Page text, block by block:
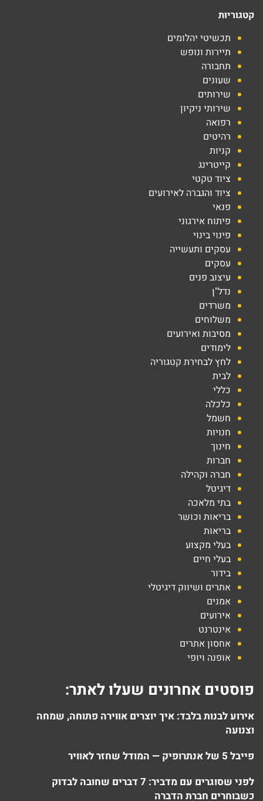
קטגוריות
תכשיטי יהלומים
תיירות ונופש
תחבורה
שעונים
שירותים
שירותי ניקיון
רפואה
רהיטים
קניות
קייטרינג
ציוד טקטי
ציוד והגברה לאירועים
פנאי
פיתוח אירגוני
פינוי בינוי
עסקים ותעשייה
עסקים
עיצוב פנים
נדל"ן
משרדים
משלוחים
מסיבות ואירועים
לימודים
לחץ לבחירת קטגוריה
לבית
כללי
כלכלה
חשמל
חנויות
חינוך
חברות
חברה וקהילה
דיגיטל
בתי מלאכה
בריאות וכושר
בריאות
בעלי מקצוע
בעלי חיים
בידור
אתרים ושיווק דיגיטלי
אמנים
אירועים
אינטרנט
אחסון אתרים
אופנה ויופי
פוסטים אחרונים שעלו לאתר:
אירוע לבנות בלבד: איך יוצרים אווירה פתוחה, שמחה
וצנועה
פייבל 5 של אנתרופיק — המודל שחזר לאוויר
לפני שסוגרים עם מדביר: 7 דברים שחובה לבדוק
כשבוחרים חברת הדברה